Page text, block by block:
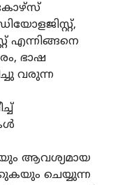
കോഴ്സ്
എന്നിങ്ങനെ
ഭാഷ
വരുന്ന
ആവശ്യമായ
ചെയ്യുന്ന